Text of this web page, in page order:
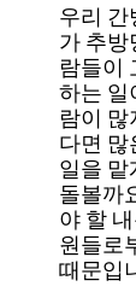
우리 간
가 추방
람들이
하는 일
람이
다면 많
일을 맡
돌볼까
야 할
원들로
때문입